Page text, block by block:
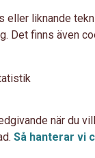
eller liknande
Det finns även
när du
Så hanterar vi